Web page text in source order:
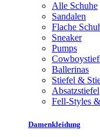
Alle Schuhe
Sandalen
Flache
Sneaker
Pumps
Ballerinas
Stiefel &
Absatzstiefel
Fell-Styles
Damenkleidung